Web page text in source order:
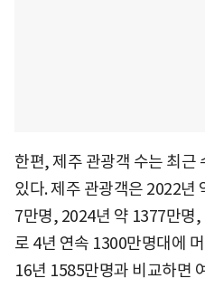
한편, 제주 관광객 수는 최근
있다. 제주 관광객은 2022년
7만명, 2024년 약 1377만명
로 4년 연속 1300만명대에
16년 1585만명과 비교하면